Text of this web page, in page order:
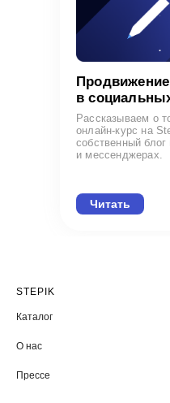
в
Читать
Рассказываем о
онлайн-курс на
собственный
и мессенджерах.
STEPIK
Каталог
О нас
Прессе